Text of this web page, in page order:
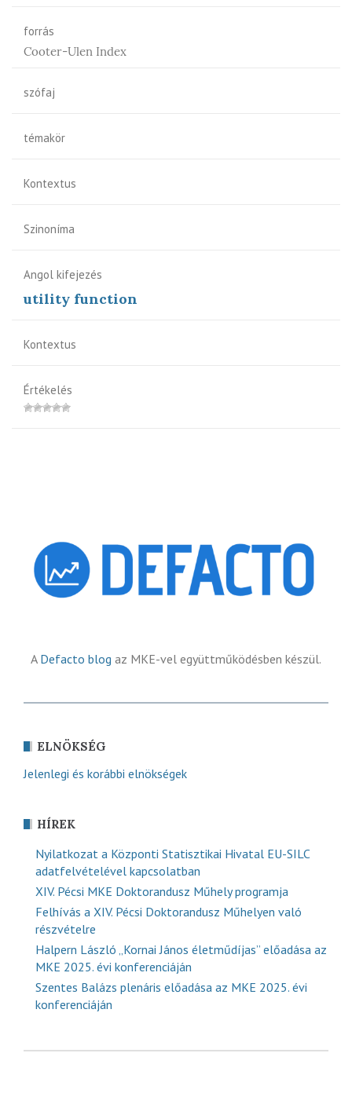
forrás
Cooter-Ulen Index
szófaj
témakör
Kontextus
Szinoníma
Angol kifejezés
utility function
Kontextus
Értékelés
A Defacto blog az MKE-vel együttműködésben készül.
ELNÖKSÉG
Jelenlegi és korábbi elnökségek
HÍREK
Nyilatkozat a Központi Statisztikai Hivatal EU-SILC
adatfelvételével kapcsolatban
XIV. Pécsi MKE Doktorandusz Műhely programja
Felhívás a XIV. Pécsi Doktorandusz Műhelyen való
részvételre
Halpern László „Kornai János életműdíjas” előadása az
MKE 2025. évi konferenciáján
Szentes Balázs plenáris előadása az MKE 2025. évi
konferenciáján